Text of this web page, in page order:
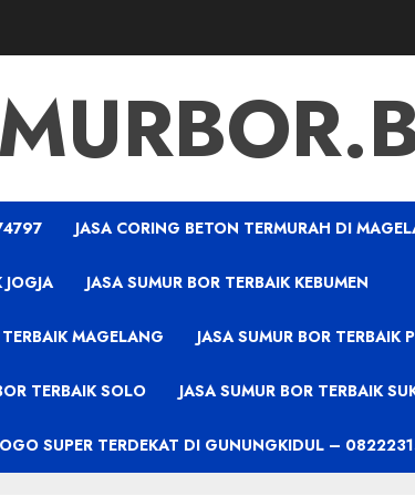
JASA CORING BETON TERMURAH DI
JOGJA JASA SUMUR BOR TERBAIK KEBUMEN
MAGELANG JASA SUMUR BOR TERBAIK
TERBAIK SOLO JASA SUMUR BOR TERBAIK
SUPER TERDEKAT DI GUNUNGKIDUL –